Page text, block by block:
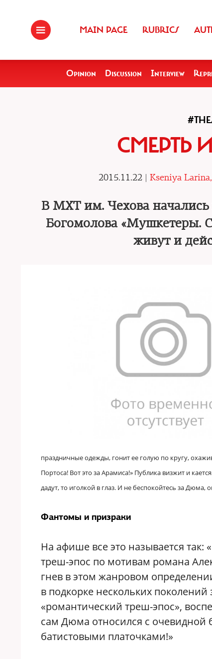
MAIN PAGE RUBRICS
Opinion Discussion Interview
СМЕРТЬ
2015.11.22 | Kseniya
В МХТ им. Чехова начались
Богомолова «Мушкетеры.
живут и
праздничные одежды, гонит ее голую по кругу,
Портоса! Вот это за Арамиса!» Публика визжит и
дадут, то иголкой в глаз. И не беспокойтесь за
Фантомы и призраки
На афише все это называется
треш-эпос по мотивам романа
гнев в этом жанровом
в подкорке нескольких
«романтический треш-эпос»,
сам Дюма относился с
батистовыми платочками!»